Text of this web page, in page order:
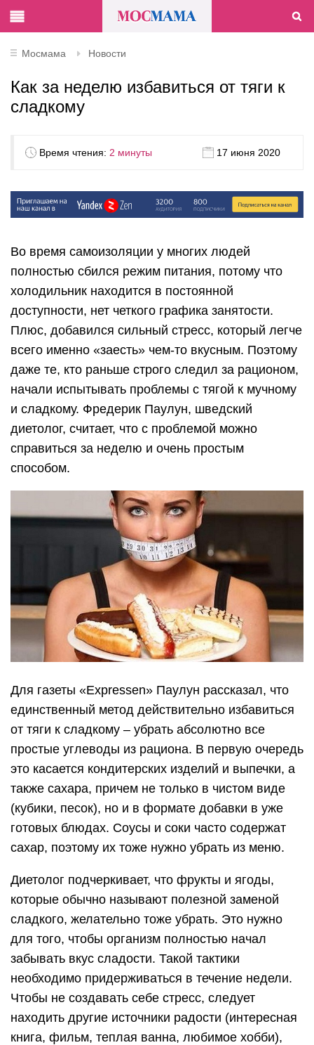
Мосмама Новости
Как за неделю избавиться от тяги к
сладкому
Время чтения: 2 минуты 17 июня 2020
Во время самоизоляции у многих людей
полностью сбился режим питания, потому что
холодильник находится в постоянной
доступности, нет четкого графика занятости.
Плюс, добавился сильный стресс, который легче
всего именно «заесть» чем-то вкусным. Поэтому
даже те, кто раньше строго следил за рационом,
начали испытывать проблемы с тягой к мучному
и сладкому. Фредерик Паулун, шведский
диетолог, считает, что с проблемой можно
справиться за неделю и очень простым
способом.
Для газеты «Expressen» Паулун рассказал, что
единственный метод действительно избавиться
от тяги к сладкому – убрать абсолютно все
простые углеводы из рациона. В первую очередь
это касается кондитерских изделий и выпечки, а
также сахара, причем не только в чистом виде
(кубики, песок), но и в формате добавки в уже
готовых блюдах. Соусы и соки часто содержат
сахар, поэтому их тоже нужно убрать из меню.
Диетолог подчеркивает, что фрукты и ягоды,
которые обычно называют полезной заменой
сладкого, желательно тоже убрать. Это нужно
для того, чтобы организм полностью начал
забывать вкус сладости. Такой тактики
необходимо придерживаться в течение недели.
Чтобы не создавать себе стресс, следует
находить другие источники радости (интересная
книга, фильм, теплая ванна, любимое хобби),